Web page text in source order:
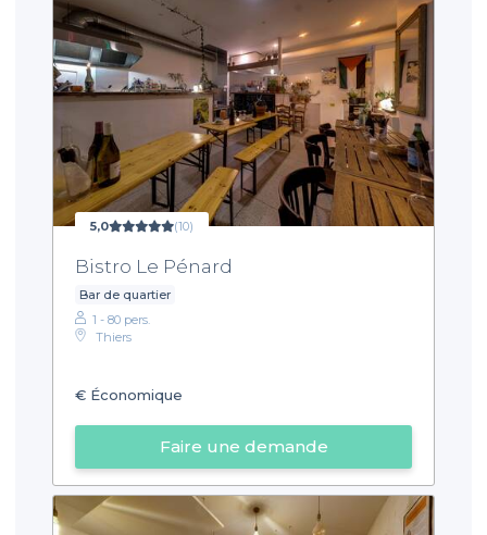
5,0 (10)
Bistro Le Pénard
Bar de quartier
1 - 80 pers.
Thiers
€ Économique
Faire une demande